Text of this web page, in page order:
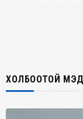
ХОЛБООТОЙ